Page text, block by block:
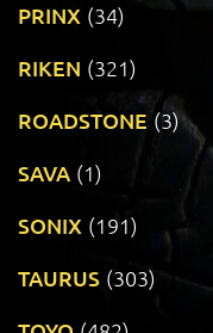
PRINX (34)
RIKEN (321)
ROADSTONE (3)
SAVA (1)
SONIX (191)
TAURUS (303)